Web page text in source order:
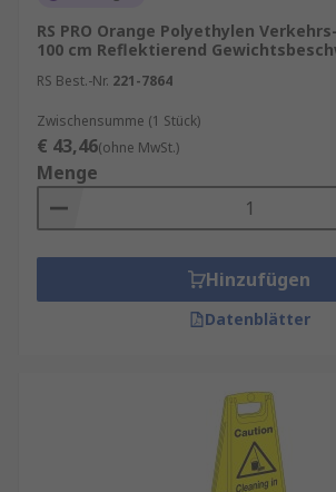
RS PRO Orange Polyethylen
100 cm Reflektierend
RS Best.-Nr. 221-7864
Zwischensumme (1 Stück)
€ 43,46(ohne MwSt.)
Menge
Hinzufügen
Datenblätter